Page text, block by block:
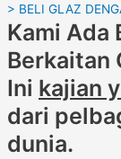
> BELI GLAZ
Kami Ada
Berkaitan
Ini kajian
dari
dunia.